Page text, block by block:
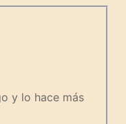
y lo hace más